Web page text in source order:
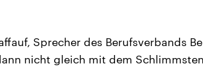
Sprecher des Berufsverbands
nicht gleich mit dem